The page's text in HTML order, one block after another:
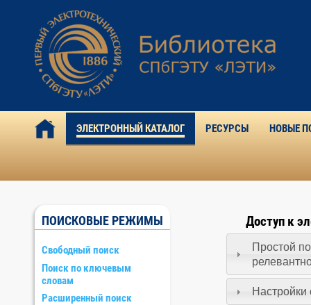
ЭЛЕКТРОННЫЙ КАТАЛОГ РЕСУРСЫ НОВЫЕ
ПОИСКОВЫЕ РЕЖИМЫ
Свободный поиск
Поиск по ключевым
словам
Расширенный поиск
Доступ к
Простой
Настройки